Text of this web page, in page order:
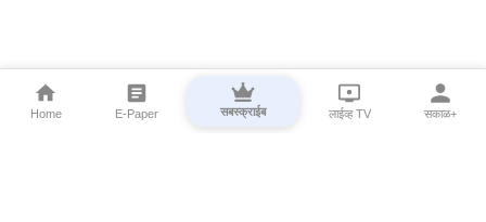
Home E-Paper सबस्क्राईब लाईव्ह TV सकाळ+